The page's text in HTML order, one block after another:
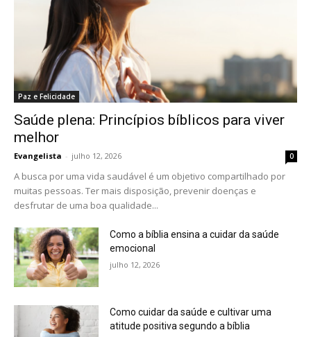
Paz e Felicidade
Saúde plena: Princípios bíblicos para viver
melhor
Evangelista - julho 12, 2026 0
A busca por uma vida saudável é um objetivo compartilhado por
muitas pessoas. Ter mais disposição, prevenir doenças e
desfrutar de uma boa qualidade...
Como a bíblia ensina a cuidar da saúde
emocional
julho 12, 2026
Como cuidar da saúde e cultivar uma
atitude positiva segundo a bíblia